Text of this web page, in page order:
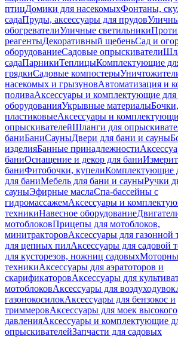
птицДомики для насекомыхФонтаны,
садаПруды, аксессуары для прудов
обогревателиУличные светильники
реагентыДекоративный щебеньСад и
оборудованиеСадовые опрыскиватели
садаПарникиТеплицыКомплектующие
грядкиСадовые компостеры
насекомых и грызуновАвтоматизация и
поливаАксессуары и комплектующие
оборудованияУкрывные материалы
пластиковыеАксессуары и
опрыскивателейШланги для
баниБаниСауныДвери для бани и сауны
изделияБанные принадлежности
баниОснащение и декор для бани
баниФитобочки, купелиКомплектующие
для баниМебель для бани и сауныРучки
сауныЭфирные маслаСпа-бассейны с
гидромассажемАксессуары и
техникиНавесное оборудование
мотоблоковПрицепы для мотоблоков,
минитракторовАксессуары для газонной
для цепных пилАксессуары для садовой
для кусторезов, ножниц садовых
техникиАксессуары для аэратоторов и
скарификаторовАксессуары для
мотоблоковАксессуары для воздуходувок
газонокосилокАксессуары для бензокос и
триммеровАксессуары для моек высокого
давленияАксессуары и комплектующие
опрыскивателейЗапчасти для садовых